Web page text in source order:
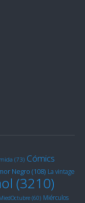
(73) Cómics
Negro (108) La vintage
(3210)
(60) Miérculos